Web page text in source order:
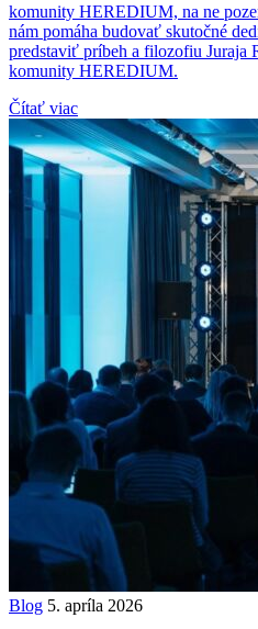
komunity HEREDIUM, na ne
nám pomáha budovať skutočné
predstaviť príbeh a filozofiu Juraja
komunity HEREDIUM.
Čítať viac
Blog 5. apríla 2026